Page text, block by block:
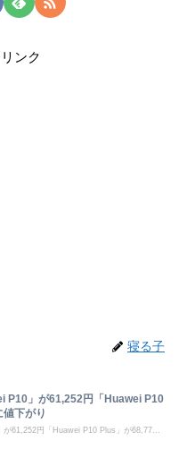
ンク
寝る子
P10」が61,252円「Huawei P10
下がり
61,252円「Huawei P10 Plus」が68,77...